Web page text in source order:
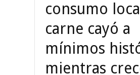
consumo
carne cayó a
mínimos
mientras